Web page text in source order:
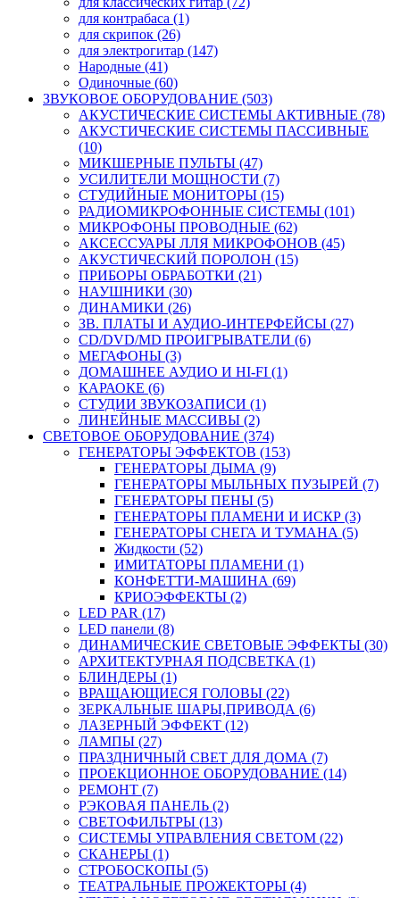
для контрабаса (1)
для скрипок (26)
для электрогитар (147)
Народные (41)
Одиночные (60)
ЗВУКОВОЕ ОБОРУДОВАНИЕ (503)
АКУСТИЧЕСКИЕ СИСТЕМЫ АКТИВНЫЕ (78)
АКУСТИЧЕСКИЕ СИСТЕМЫ ПАССИВНЫЕ
(10)
МИКШЕРНЫЕ ПУЛЬТЫ (47)
УСИЛИТЕЛИ МОЩНОСТИ (7)
СТУДИЙНЫЕ МОНИТОРЫ (15)
РАДИОМИКРОФОННЫЕ СИСТЕМЫ (101)
МИКРОФОНЫ ПРОВОДНЫЕ (62)
АКСЕССУАРЫ ЛЛЯ МИКРОФОНОВ (45)
АКУСТИЧЕСКИЙ ПОРОЛОН (15)
ПРИБОРЫ ОБРАБОТКИ (21)
НАУШНИКИ (30)
ДИНАМИКИ (26)
ЗВ. ПЛАТЫ И АУДИО-ИНТЕРФЕЙСЫ (27)
CD/DVD/MD ПРОИГРЫВАТЕЛИ (6)
МЕГАФОНЫ (3)
ДОМАШНЕЕ АУДИО И HI-FI (1)
КАРАОКЕ (6)
СТУДИИ ЗВУКОЗАПИСИ (1)
ЛИНЕЙНЫЕ МАССИВЫ (2)
СВЕТОВОЕ ОБОРУДОВАНИЕ (374)
ГЕНЕРАТОРЫ ЭФФЕКТОВ (153)
ГЕНЕРАТОРЫ ДЫМА (9)
ГЕНЕРАТОРЫ МЫЛЬНЫХ ПУЗЫРЕЙ (7)
ГЕНЕРАТОРЫ ПЕНЫ (5)
ГЕНЕРАТОРЫ ПЛАМЕНИ И ИСКР (3)
ГЕНЕРАТОРЫ СНЕГА И ТУМАНА (5)
Жидкости (52)
ИМИТАТОРЫ ПЛАМЕНИ (1)
КОНФЕТТИ-МАШИНА (69)
КРИОЭФФЕКТЫ (2)
LED PAR (17)
LED панели (8)
ДИНАМИЧЕСКИЕ СВЕТОВЫЕ ЭФФЕКТЫ (30)
АРХИТЕКТУРНАЯ ПОДСВЕТКА (1)
БЛИНДЕРЫ (1)
ВРАЩАЮЩИЕСЯ ГОЛОВЫ (22)
ЗЕРКАЛЬНЫЕ ШАРЫ,ПРИВОДА (6)
ЛАЗЕРНЫЙ ЭФФЕКТ (12)
ЛАМПЫ (27)
ПРАЗДНИЧНЫЙ СВЕТ ДЛЯ ДОМА (7)
ПРОЕКЦИОННОЕ ОБОРУДОВАНИЕ (14)
РЕМОНТ (7)
РЭКОВАЯ ПАНЕЛЬ (2)
СВЕТОФИЛЬТРЫ (13)
СИСТЕМЫ УПРАВЛЕНИЯ СВЕТОМ (22)
СКАНЕРЫ (1)
СТРОБОСКОПЫ (5)
ТЕАТРАЛЬНЫЕ ПРОЖЕКТОРЫ (4)